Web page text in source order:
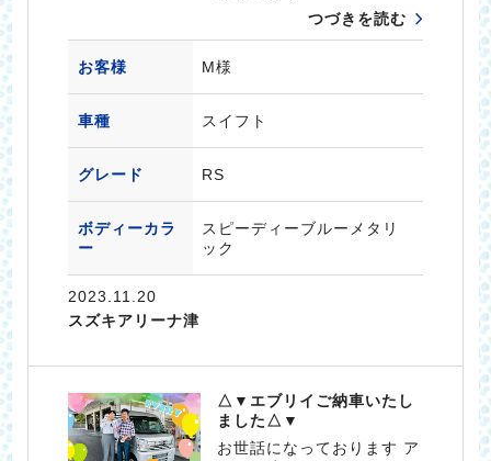
つづきを読む
お客様 M様
車種 スイフト
グレード RS
ボディーカラ
ー
スピーディーブルーメタリ
ック
2023.11.20
スズキアリーナ津
△▼エブリイご納車いたし
ました△▼
お世話になっております ア